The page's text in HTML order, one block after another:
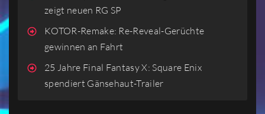
zeigt neuen RG SP
KOTOR-Remake: Re-Reveal-Gerüchte
gewinnen an Fahrt
25 Jahre Final Fantasy X: Square Enix
spendiert Gänsehaut-Trailer